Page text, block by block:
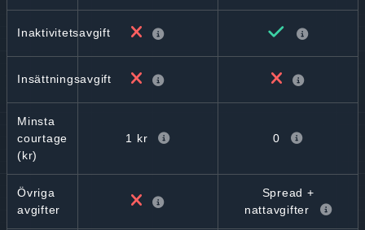
Inaktivitetsavgift
Insättningsavgift
Minsta
courtage
(kr)
1 kr 0
Övriga
avgifter
Spread +
nattavgifter